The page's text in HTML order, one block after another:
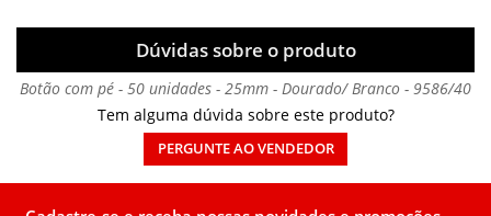
Dúvidas sobre o produto
Botão com pé - 50 unidades - 25mm - Dourado/ Branco - 9586/40
Tem alguma dúvida sobre este produto?
PERGUNTE AO VENDEDOR